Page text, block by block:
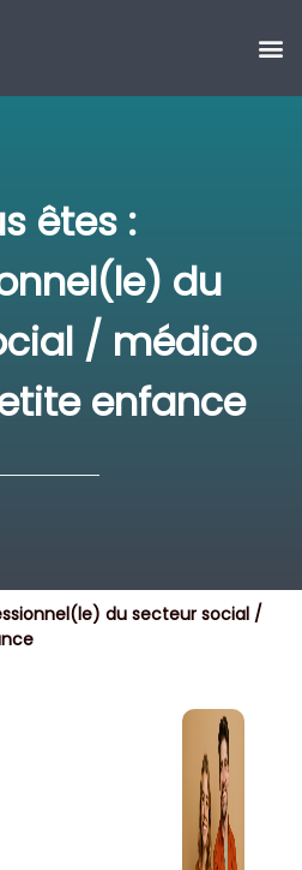
êtes :
du
/ médico
enfance
du secteur social /